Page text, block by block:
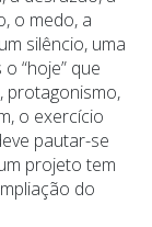
o medo, a
silêncio, uma
“hoje” que
protagonismo,
o exercício
pautar-se
projeto tem
do